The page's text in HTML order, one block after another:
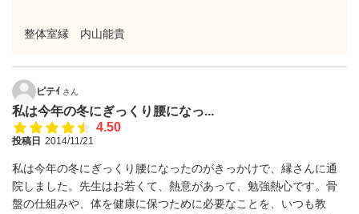
整体室縁 内山能貴
ピテｲ さん
私は今年の冬にぎっくり腰になっ...
4.50
投稿日 2014/11/21
私は今年の冬にぎっくり腰になったのがきっかけで、縁さんに通
院しました。先生はお若くて、熱意があって、勉強熱心です。骨
盤の仕組みや、体を健康に保つために必要なことを、いつも教